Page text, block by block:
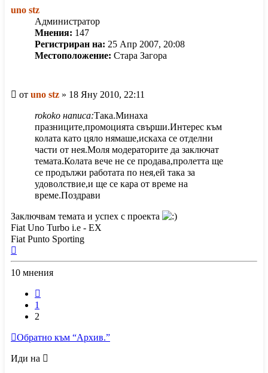
uno stz
Администратор
Мнения: 147
Регистриран на: 25 Апр 2007, 20:08
Местоположение: Стара Загора
Мнение
от uno stz » 18 Яну 2010, 22:11
rokoko написа:Така.Минаха
празниците,промоцията свърши.Интерес към
колата като цяло нямаше,искаха се отделни
части от нея.Моля модераторите да заключат
темата.Колата вече не се продава,пролетта ще
се продължи работата по нея,ей така за
удоволствие,и ще се кара от време на
време.Поздрави
Заключвам темата и успех с проекта
Fiat Uno Turbo i.e - EX
Fiat Punto Sporting
се
в
10 мнения
1
2
Обратно към “Архив.”
Иди на